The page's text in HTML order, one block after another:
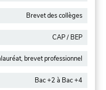
Brevet des collèges
CAP / BEP
brevet professionnel
Bac +2 à Bac +4